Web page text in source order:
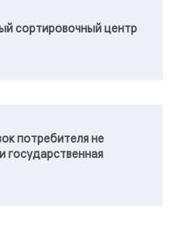
сортировочный центр
потребителя не
государственная